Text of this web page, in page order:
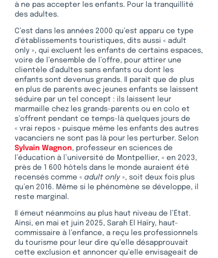
à ne pas accepter les enfants. Pour la tranquillité
des adultes.
C’est dans les années 2000 qu’est apparu ce type
d’établissements touristiques, dits aussi « adult
only », qui excluent les enfants de certains espaces,
voire de l’ensemble de l’offre, pour attirer une
clientèle d’adultes sans enfants ou dont les
enfants sont devenus grands. Il paraît que de plus
en plus de parents avec jeunes enfants se laissent
séduire par un tel concept : ils laissent leur
marmaille chez les grands-parents ou en colo et
s’offrent pendant ce temps-là quelques jours de
« vrai repos » puisque même les enfants des autres
vacanciers ne sont pas là pour les perturber. Selon
Sylvain Wagnon, professeur en sciences de
l’éducation à l’université de Montpellier, « en 2023,
près de 1 600 hôtels dans le monde auraient été
recensés comme « adult only », soit deux fois plus
qu’en 2016. Même si le phénomène se développe, il
reste marginal.
Il émeut néanmoins au plus haut niveau de l’État.
Ainsi, en mai et juin 2025, Sarah El Haïry, haut-
commissaire à l’enfance, a reçu les professionnels
du tourisme pour leur dire qu’elle désapprouvait
cette exclusion et annoncer qu’elle envisageait de